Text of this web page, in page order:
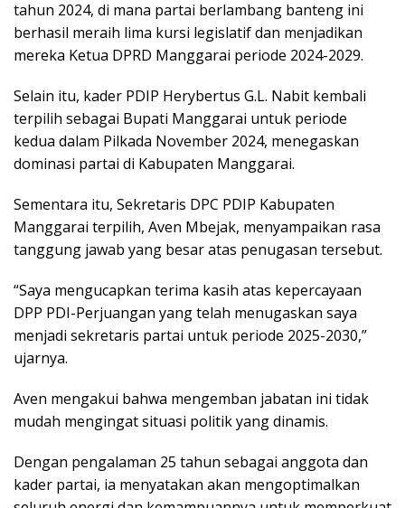
tahun 2024, di mana partai berlambang banteng ini
berhasil meraih lima kursi legislatif dan menjadikan
mereka Ketua DPRD Manggarai periode 2024-2029.
Selain itu, kader PDIP Herybertus G.L. Nabit kembali
terpilih sebagai Bupati Manggarai untuk periode
kedua dalam Pilkada November 2024, menegaskan
dominasi partai di Kabupaten Manggarai.
Sementara itu, Sekretaris DPC PDIP Kabupaten
Manggarai terpilih, Aven Mbejak, menyampaikan rasa
tanggung jawab yang besar atas penugasan tersebut.
“Saya mengucapkan terima kasih atas kepercayaan
DPP PDI-Perjuangan yang telah menugaskan saya
menjadi sekretaris partai untuk periode 2025-2030,”
ujarnya.
Aven mengakui bahwa mengemban jabatan ini tidak
mudah mengingat situasi politik yang dinamis.
Dengan pengalaman 25 tahun sebagai anggota dan
kader partai, ia menyatakan akan mengoptimalkan